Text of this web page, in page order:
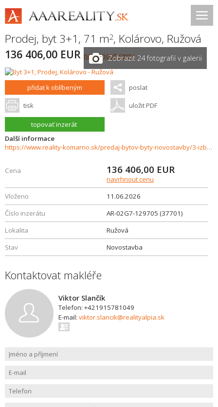
Prodej, byt 3+1, 71 m2, Kolárovo, Ružová
136 406,00 EUR navrhnout cenuZobrazit 24 fotografií v galerii
přidat k oblíbeným poslat
tisk uložit PDF
topovať inzerát
Další informace
https://www.reality-komarno.sk/predaj-bytov-byty-novostavby/3-izbovy-byt-s-balkonom-v-standarde-a-parkovanim-v-novostavbe-Kolarovo-37701/?utm_source=areality&utm_medium=xml&utm_term=37701&utm_content=byt&utm_campaign=portaly
Cena 136 406,00 EUR
navrhnout cenu
Vloženo
11.06.2026
Číslo inzerátu
AR-02G7-129705 (37701)
Lokalita
Ružová
Stav
Novostavba
Kontaktovat makléře
Viktor Slančík
Telefon: +421915781049
E-mail: viktor.slancik@realityalpia.sk